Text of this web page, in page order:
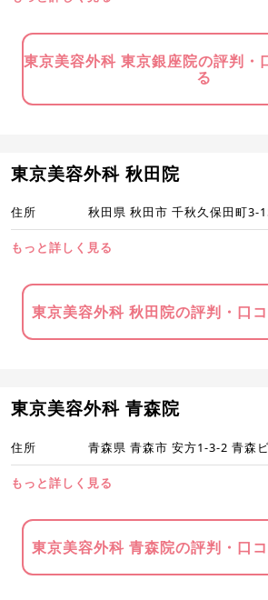
東京美容外科 東京銀座院の評判・
る
東京美容外科 秋田院
住所 秋田県 秋田市 千秋久保田町3-
もっと詳しく見る
東京美容外科 秋田院の評判・口
東京美容外科 青森院
住所 青森県 青森市 安方1-3-2 青森
もっと詳しく見る
東京美容外科 青森院の評判・口